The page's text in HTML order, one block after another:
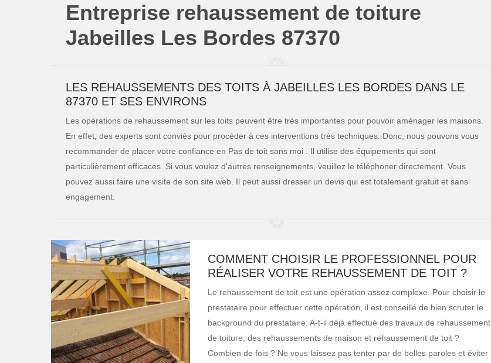
Entreprise rehaussement de toiture
Jabeilles Les Bordes 87370
LES REHAUSSEMENTS DES TOITS À JABEILLES LES BORDES DANS LE
87370 ET SES ENVIRONS
Les opérations de rehaussement sur les toits peuvent être très importantes pour pouvoir aménager les maisons.
En effet, des experts sont conviés pour procéder à ces interventions très techniques. Donc, nous pouvons vous
recommander de placer votre confiance en Pas de toit sans moi . Il utilise des équipements qui sont
particulièrement efficaces. Si vous voulez d'autres renseignements, veuillez le téléphoner directement. Vous
pouvez aussi faire une visite de son site web. Il peut aussi dresser un devis qui est totalement gratuit et sans
engagement.
COMMENT CHOISIR LE PROFESSIONNEL POUR
RÉALISER VOTRE REHAUSSEMENT DE TOIT ?
Le rehaussement de toit est une opération assez complexe. Pour choisir le
prestataire pour effectuer cette opération, il est conseillé de bien scruter le
background du prestataire. A-t-il déjà effectué des travaux de rehaussement
de toiture, des rehaussements de maison et rehaussement de toit ?
Combien de fois ? Ne vous laissez pas tenter par de belles paroles et éviter